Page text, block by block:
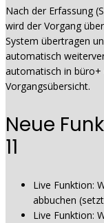
Nach der Erfassung
wird der Vorgang
System übertragen
automatisch
automatisch in büro+
Vorgangsübersicht.
Neue
11
Live Funktion:
abbuchen
Live Funktion: